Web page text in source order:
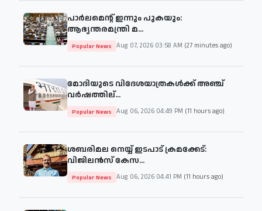
പാര്‍ലമെന്റ് ഇന്നും പുകയും:
ആഭ്യന്തരമന്ത്രി മ...
Popular News Aug 07, 2026 03:58 AM (27 minutes ago)
മോദിയുടെ വിദേശയാത്രകള്‍ക്ക് അഞ്ച്
വര്‍ഷത്തില്...
Popular News Aug 06, 2026 04:49 PM (11 hours ago)
ശബരിമല നെയ്യ് ഇടപാട് ക്രമക്കേട്:
വിജിലൻസ് കേസ...
Popular News Aug 06, 2026 04:41 PM (11 hours ago)